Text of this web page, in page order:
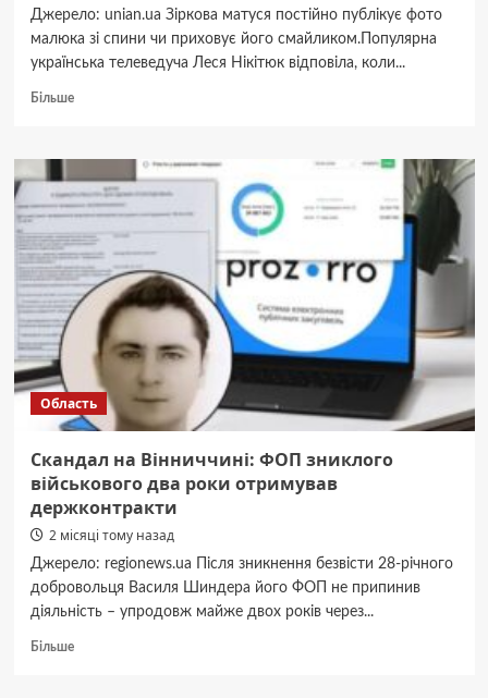
Джерело: unian.ua Зіркова матуся постійно публікує фото
малюка зі спини чи приховує його смайликом.Популярна
українська телеведуча Леся Нікітюк відповіла, коли...
БільшеДокладніше
відповіла,
покаже
обличчя
свого
11-
місячного
сина
Область
Скандал на Вінниччині: ФОП зниклого
військового два роки отримував
держконтракти
2 місяці тому назад
Джерело: regionews.ua Після зникнення безвісти 28-річного
добровольця Василя Шиндера його ФОП не припинив
діяльність – упродовж майже двох років через...
БільшеДокладніше